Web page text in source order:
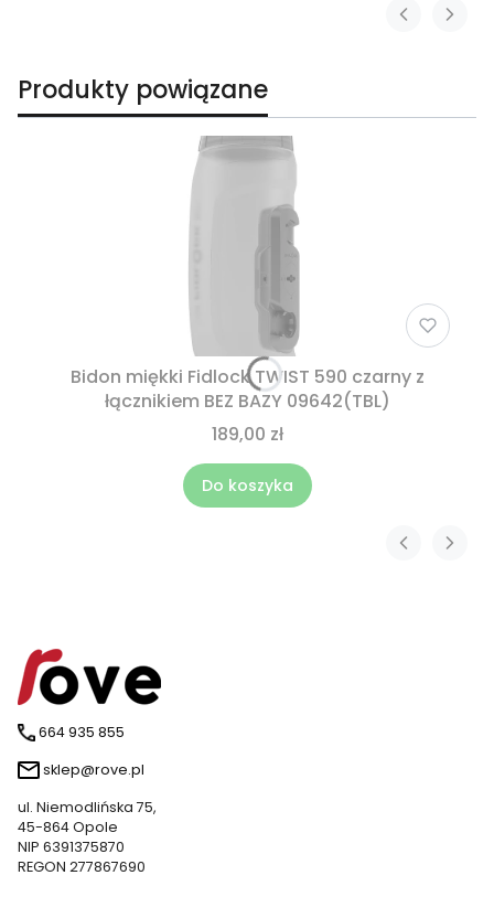
Produkty powiązane
Bidon miękki Fidlock TWIST 590 czarny z
łącznikiem BEZ BAZY 09642(TBL)
189,00 zł
Do koszyka
664 935 855
sklep@rove.pl
ul. Niemodlińska 75,
45-864 Opole
NIP 6391375870
REGON 277867690